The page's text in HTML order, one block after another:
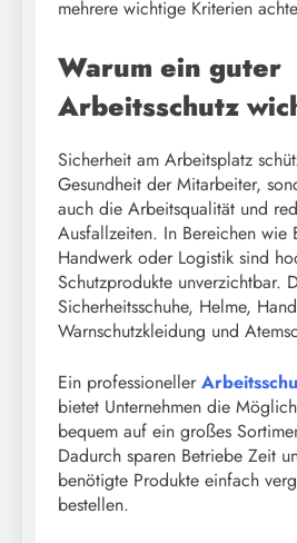
mehrere wichtige Kriterien
Warum ein guter
Arbeitsschutz
Sicherheit am Arbeitsplatz
Gesundheit der Mitarbeiter,
auch die Arbeitsqualität und
Ausfallzeiten. In Bereichen wie
Handwerk oder Logistik sind
Schutzprodukte unverzichtbar.
Sicherheitsschuhe, Helme,
Warnschutzkleidung und
Ein professioneller
bietet Unternehmen die
bequem auf ein großes
Dadurch sparen Betriebe Zeit
benötigte Produkte einfach
bestellen.